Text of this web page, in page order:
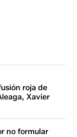
roja de
Xavier
no formular